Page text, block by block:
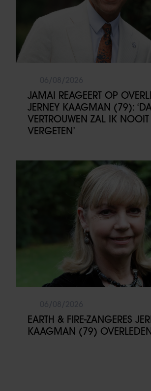
JAMAI REAGEERT OP
JERNEY KAAGMAN (79):
VERTROUWEN ZAL IK NOOIT
VERGETEN’
EARTH & FIRE-ZANGERES
KAAGMAN (79)